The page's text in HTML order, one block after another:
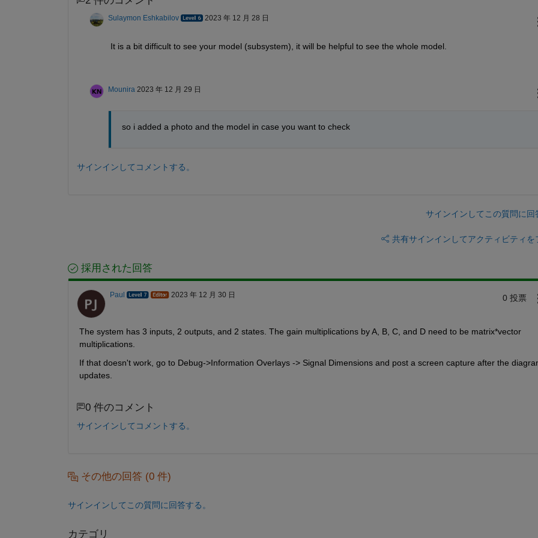
Sulaymon Eshkabilov 2023 年 12 月 28 日
It is a bit difficult to see your model (subsystem), it will be helpful to see the whole model.
Mounira 2023 年 12 月 29 日
so i added a photo and the model in case you want to check
サインインしてコメントする。
サインインしてこの質問に回
共有サインインしてアクティビティを
採用された回答
Paul 2023 年 12 月 30 日 0 投票
The system has 3 inputs, 2 outputs, and 2 states. The gain multiplications by A, B, C, and D need to be matrix*vector
multiplications.
If that doesn't work, go to Debug->Information Overlays -> Signal Dimensions and post a screen capture after the
updates.
0 件のコメント
サインインしてコメントする。
その他の回答 (0 件)
サインインしてこの質問に回答する。
カテゴリ